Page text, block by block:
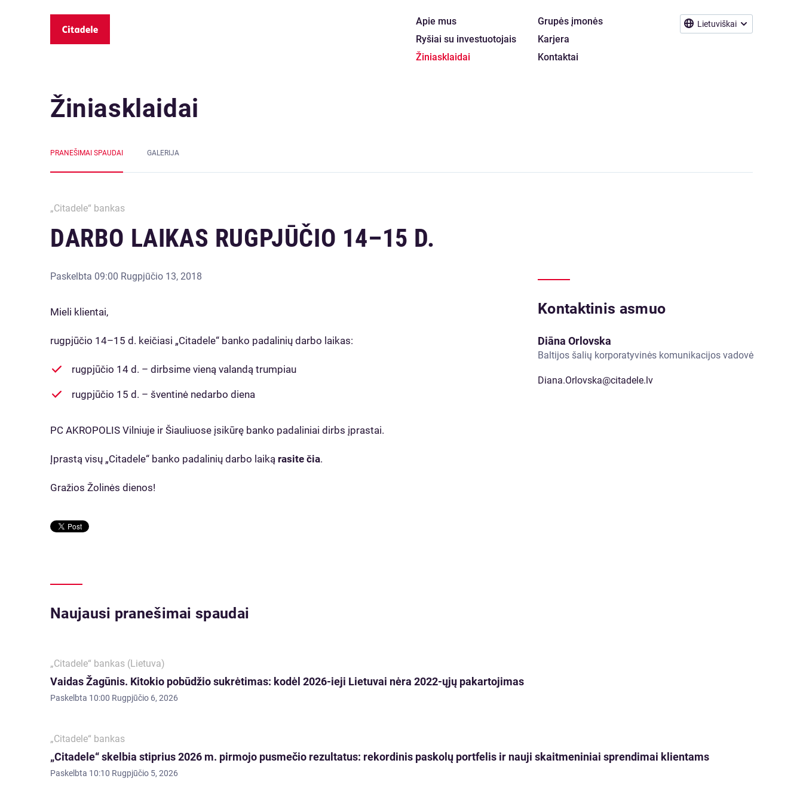
Lietuviškai
Apie mus
Ryšiai su investuotojais
Žiniasklaidai
Grupės įmonės
Karjera
Kontaktai
Žiniasklaidai
PRANEŠIMAI SPAUDAI GALERIJA
„Citadele“ bankas
DARBO LAIKAS RUGPJŪČIO 14–15 D.
Paskelbta 09:00 Rugpjūčio 13, 2018
Mieli klientai,
rugpjūčio 14–15 d. keičiasi „Citadele“ banko padalinių darbo laikas:
rugpjūčio 14 d. – dirbsime vieną valandą trumpiau
rugpjūčio 15 d. – šventinė nedarbo diena
PC AKROPOLIS Vilniuje ir Šiauliuose įsikūrę banko padaliniai dirbs įprastai.
Įprastą visų „Citadele“ banko padalinių darbo laiką rasite čia.
Gražios Žolinės dienos!
Kontaktinis asmuo
Diāna Orlovska
Baltijos šalių korporatyvinės komunikacijos vadovė
Diana.Orlovska@citadele.lv
Naujausi pranešimai spaudai
„Citadele“ bankas (Lietuva)
Vaidas Žagūnis. Kitokio pobūdžio sukrėtimas: kodėl 2026-ieji Lietuvai nėra 2022-ųjų pakartojimas
Paskelbta 10:00 Rugpjūčio 6, 2026
„Citadele“ bankas
„Citadele“ skelbia stiprius 2026 m. pirmojo pusmečio rezultatus: rekordinis paskolų portfelis ir nauji skaitmeniniai sprendimai klientams
Paskelbta 10:10 Rugpjūčio 5, 2026